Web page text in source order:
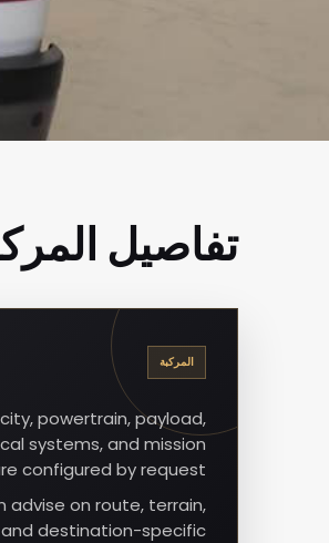
تفاصيل
المركبة
powertrain, payload,
systems, and mission
configured by request.
advise on route, terrain,
and destination-specific